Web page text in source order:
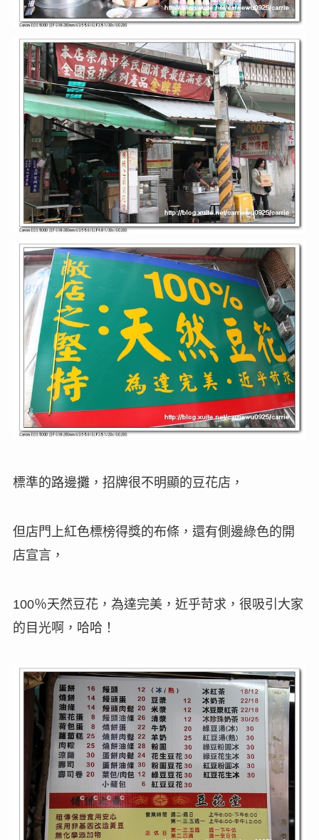
標準的路邊攤，招牌很不明顯的豆花店，
但店門上紅色標榜得獎的布條，還有側邊綠色的開
店宣言，
100％天然豆花，為達完美，近乎苛求，很吸引大家
的目光啊，哈哈！